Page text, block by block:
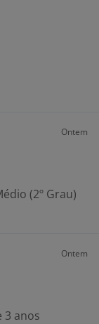
Ontem
(2º Grau)
Ontem
3 anos